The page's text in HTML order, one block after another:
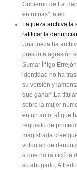
Gobierno de La
en ruinas", afec
La jueza archiva la
ratificar la
Una jueza ha
presunta agresión
Sumar Íñigo
identidad no ha
su versión y
que ganar".La
sobre la mujer
en un auto, al que
requisito de
magistrada cree
voluntad de
a que no ratificó la
su abogado,